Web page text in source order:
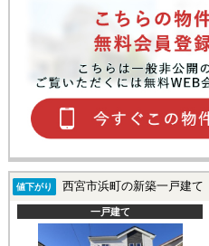
値下がり 西宮市浜町の新築一戸建て
一戸建て